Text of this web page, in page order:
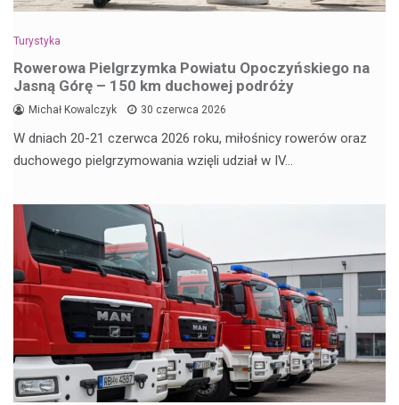
Turystyka
Rowerowa Pielgrzymka Powiatu Opoczyńskiego na
Jasną Górę – 150 km duchowej podróży
Michał Kowalczyk 30 czerwca 2026
W dniach 20-21 czerwca 2026 roku, miłośnicy rowerów oraz
duchowego pielgrzymowania wzięli udział w IV…